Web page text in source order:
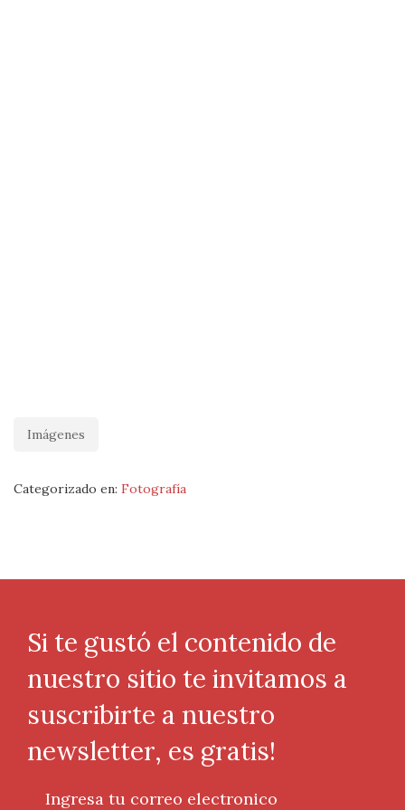
Imágenes
Categorizado en: Fotografía
Si te gustó el contenido de
nuestro sitio te invitamos a
suscribirte a nuestro
newsletter, es gratis!
Ingresa tu correo electronico